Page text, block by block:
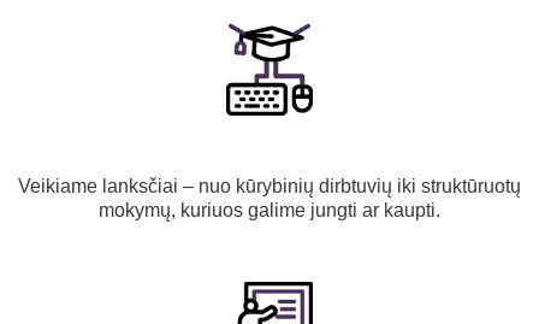
Veikiame lanksčiai – nuo kūrybinių dirbtuvių iki struktūruotų
mokymų, kuriuos galime jungti ar kaupti.